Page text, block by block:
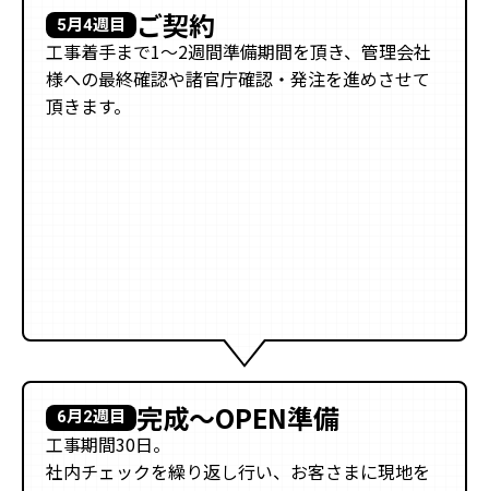
5月4週目 ご契約
工事着手まで1〜2週間準備期間を頂き、管理会社
様への最終確認や諸官庁確認・発注を進めさせて
頂きます。
6月2週目 完成〜OPEN準備
工事期間30日。
社内チェックを繰り返し行い、お客さまに現地を